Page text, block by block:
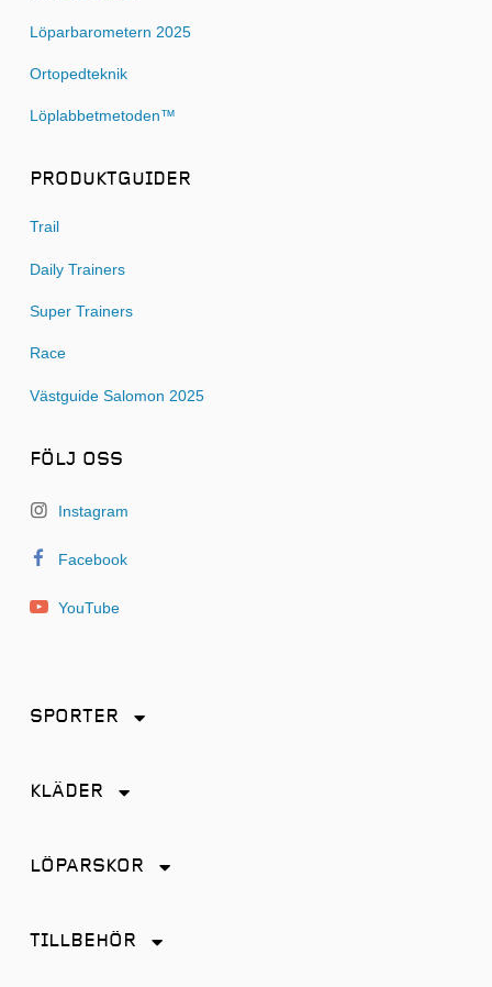
Löparbarometern 2025
Ortopedteknik
Löplabbetmetoden™
PRODUKTGUIDER
Trail
Daily Trainers
Super Trainers
Race
Västguide Salomon 2025
FÖLJ OSS
Instagram
Facebook
YouTube
SPORTER
KLÄDER
LÖPARSKOR
TILLBEHÖR